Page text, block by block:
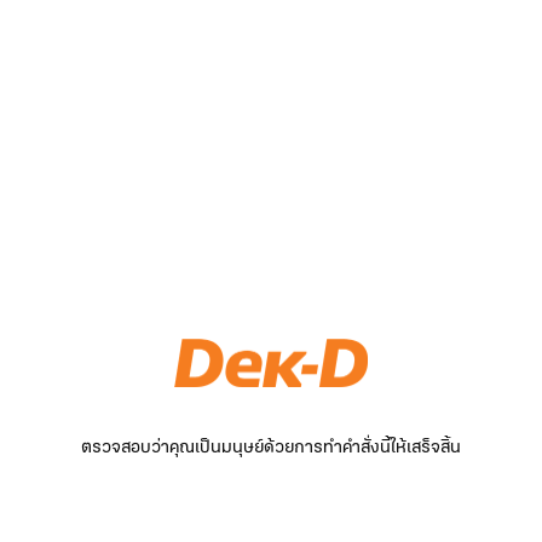
ตรวจสอบว่าคุณเป็นมนุษย์ด้วยการทำคำสั่งนี้ให้เสร็จสิ้น